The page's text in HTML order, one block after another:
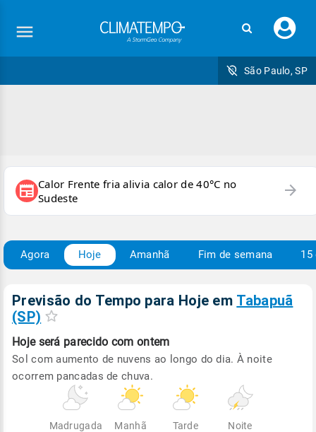
seu
São Paulo, SP
newspaper Calor Frente fria alivia calor de 40°C no
Sudeste
arrow_forward
Agora Hoje Amanhã Fim de semana 15
Previsão do Tempo para Hoje em Tabapuã
(SP)
Hoje será parecido com ontem
Sol com aumento de nuvens ao longo do dia. À noite
ocorrem pancadas de chuva.
Madrugada Manhã Tarde Noite